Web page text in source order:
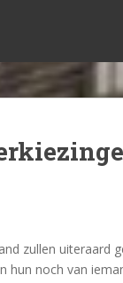
zullen uiteraard
hun noch van